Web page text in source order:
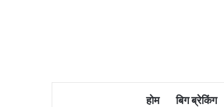
होम बिग ब्रेकिंग